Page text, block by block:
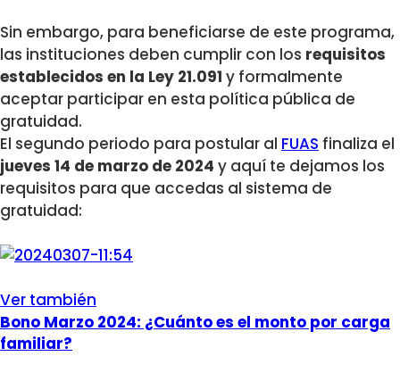
Sin embargo, para beneficiarse de este programa,
las instituciones deben cumplir con los requisitos
establecidos en la Ley 21.091 y formalmente
aceptar participar en esta política pública de
gratuidad.
El segundo periodo para postular al FUAS finaliza el
jueves 14 de marzo de 2024 y aquí te dejamos los
requisitos para que accedas al sistema de
gratuidad:
Ver también
Bono Marzo 2024: ¿Cuánto es el monto por carga
familiar?